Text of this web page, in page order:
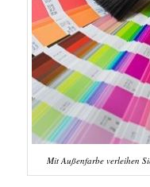
Mit Außenfarbe verleihen